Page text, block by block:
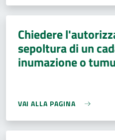
Chiedere
sepoltura di un
inumazione o
VAI ALLA PAGINA